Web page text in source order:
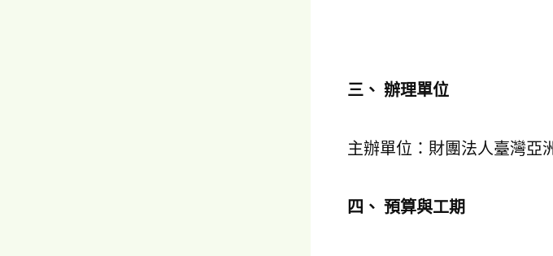
三、 辦理單位
主辦單位：財團法人臺灣亞
四、 預算與工期